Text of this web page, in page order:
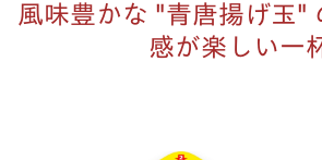
風味豊かな "青唐揚げ玉"
感が楽しい一